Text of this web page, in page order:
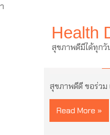
ำ
Health
สุขภาพดีมีได้ทุกวั
แสดงควา
สุขภาพดีดี ขอร่วม
Read More »